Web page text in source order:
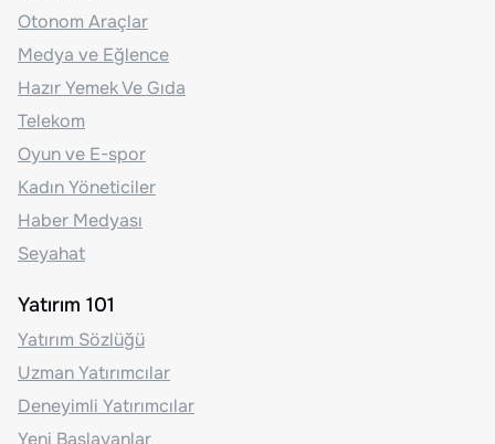
Otonom Araçlar
Medya ve Eğlence
Hazır Yemek Ve Gıda
Telekom
Oyun ve E-spor
Kadın Yöneticiler
Haber Medyası
Seyahat
Yatırım 101
Yatırım Sözlüğü
Uzman Yatırımcılar
Deneyimli Yatırımcılar
Yeni Başlayanlar